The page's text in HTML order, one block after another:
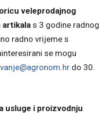
veleprodajnog
artikala s 3 godine radnog
radno vrijeme s
se mogu
do 30.
usluge i proizvodnju